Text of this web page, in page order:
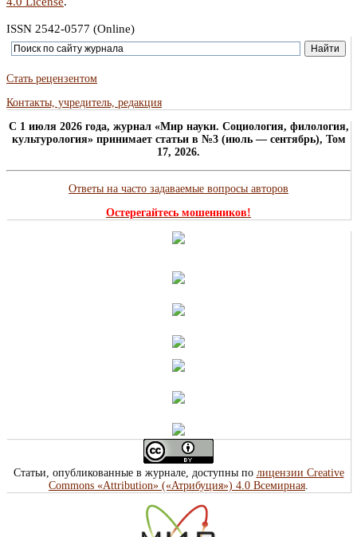
ISSN 2542-0577 (Online)
Стать рецензентом
Контакты, учредитель, редакция
C 1 июля 2026 года, журнал «Мир науки. Социология, филология,
культурология» принимает статьи в №3 (июль — сентябрь), Том
17, 2026.
Ответы на часто задаваемые вопросы авторов
Остерегайтесь мошенников!
Статьи, опубликованные в журнале, доступны по лицензии Creative
Commons «Attribution» («Атрибуция») 4.0 Всемирная.